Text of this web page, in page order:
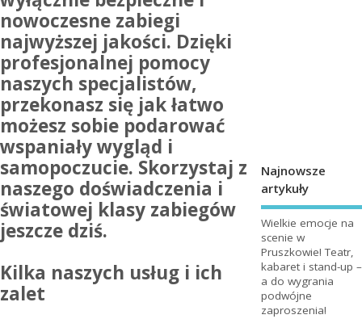
nowoczesne zabiegi
najwyższej jakości. Dzięki
profesjonalnej pomocy
naszych specjalistów,
przekonasz się jak łatwo
możesz sobie podarować
wspaniały wygląd i
samopoczucie. Skorzystaj z
naszego doświadczenia i
światowej klasy zabiegów
jeszcze dziś.
Kilka naszych usług i ich
zalet
Najnowsze
artykuły
Wielkie emocje na
scenie w
Pruszkowie! Teatr,
kabaret i stand-up –
a do wygrania
podwójne
zaproszenia!